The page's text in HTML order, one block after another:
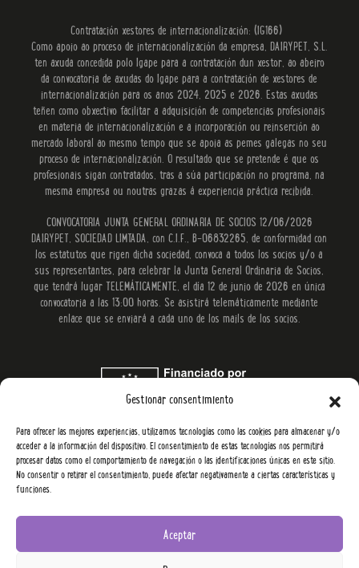
Gestionar consentimiento
Para ofrecer las mejores experiencias, utilizamos tecnologías como las cookies para almacenar y/o
acceder a la información del dispositivo. El consentimiento de estas tecnologías nos permitirá
procesar datos como el comportamiento de navegación o las identificaciones únicas en este sitio.
No consentir o retirar el consentimiento, puede afectar negativamente a ciertas características y
funciones.
Aceptar
Contratación xestores de internacionalización: (IG166)
Como apoio ao proceso de internacionalización da empresa, DAIRYPET, S.L.
ten axuda concedida polo Igape para a contratación dun xestor, ao abeiro
da convocatoria de axudas do Igape para a contratación de xestores de
internacionalización para os anos 2024, 2025 e 2026. Estas axudas
teñen como obxectivo facilitar a adquisición de competencias profesionais
en materia de internacionalización e a incorporación ou reinserción ao
mercado laboral ao mesmo tempo que se apoia as pemes galegas no seu
proceso de internacionalización. O resultado que se pretende é que os
profesionais sigan contratados, tras a súa participación no programa, na
mesma empresa ou noutras grazas á experiencia práctica recibida.
CONVOCATORIA JUNTA GENERAL ORDINARIA DE SOCIOS 12/06/2026
DAIRYPET, SOCIEDAD LIMTADA, con C.I.F., B-06832265, de conformidad con
los estatutos que rigen dicha sociedad, convoca a todos los socios y/o a
sus representantes, para celebrar la Junta General Ordinaria de Socios,
que tendrá lugar TELEMÁTICAMENTE, el día 12 de junio de 2026 en única
convocatoria a las 13:00 horas. Se asistirá telemáticamente mediante
enlace que se enviará a cada uno de los mails de los socios.
YowUp 2026.